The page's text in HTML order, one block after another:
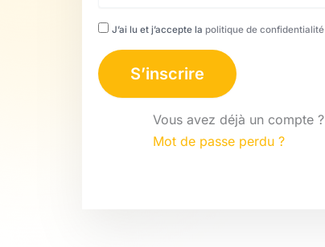
J’ai lu et j’accepte la politique de confidentialité
Vous avez déjà un compte ?
Mot de passe perdu ?